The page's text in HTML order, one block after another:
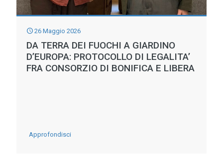
MENTRE
DEL
26 Maggio 2026
DA TERRA DEI FUOCHI A GIARDINO
D’EUROPA: PROTOCOLLO DI LEGALITA’
FRA CONSORZIO DI BONIFICA E LIBERA
Approfondisci-